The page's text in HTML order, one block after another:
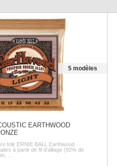
5 modèles
EARTHWOOD
folk ERNIE BALL Earthwood
à partir de fil d'alliage (92% de
...